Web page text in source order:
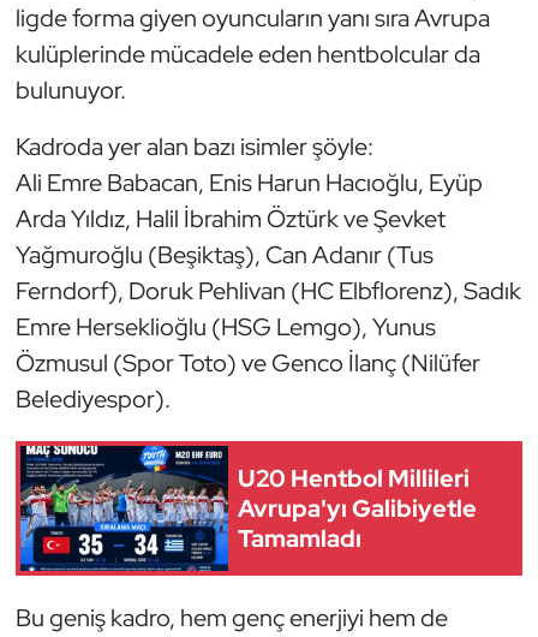
ligde forma giyen oyuncuların yanı sıra Avrupa
kulüplerinde mücadele eden hentbolcular da
bulunuyor.
Kadroda yer alan bazı isimler şöyle:
Ali Emre Babacan, Enis Harun Hacıoğlu, Eyüp
Arda Yıldız, Halil İbrahim Öztürk ve Şevket
Yağmuroğlu (Beşiktaş), Can Adanır (Tus
Ferndorf), Doruk Pehlivan (HC Elbflorenz), Sadık
Emre Herseklioğlu (HSG Lemgo), Yunus
Özmusul (Spor Toto) ve Genco İlanç (Nilüfer
Belediyespor).
U20 Hentbol Millileri
Avrupa'yı Galibiyetle
Tamamladı
Bu geniş kadro, hem genç enerjiyi hem de
Tekvando
Tenis
Triatlon
Voleybol
Vücut Geliştirme Fitness
Wushu Kungfu
Yelken
Yüzme